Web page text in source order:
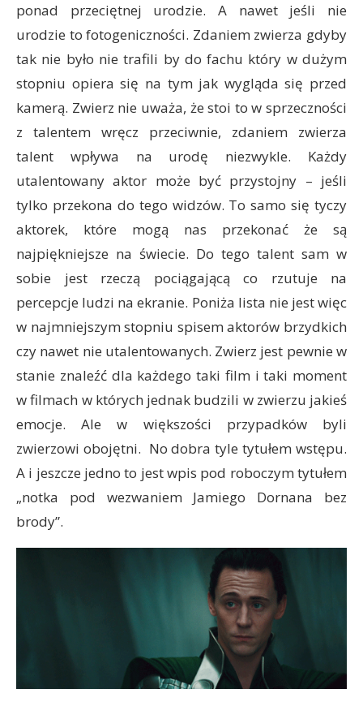
ponad przeciętnej urodzie. A nawet jeśli nie
urodzie to fotogeniczności. Zdaniem zwierza gdyby
tak nie było nie trafili by do fachu który w dużym
stopniu opiera się na tym jak wygląda się przed
kamerą. Zwierz nie uważa, że stoi to w sprzeczności
z talentem wręcz przeciwnie, zdaniem zwierza
talent wpływa na urodę niezwykle. Każdy
utalentowany aktor może być przystojny – jeśli
tylko przekona do tego widzów. To samo się tyczy
aktorek, które mogą nas przekonać że są
najpiękniejsze na świecie. Do tego talent sam w
sobie jest rzeczą pociągającą co rzutuje na
percepcje ludzi na ekranie. Poniża lista nie jest więc
w najmniejszym stopniu spisem aktorów brzydkich
czy nawet nie utalentowanych. Zwierz jest pewnie w
stanie znaleźć dla każdego taki film i taki moment
w filmach w których jednak budzili w zwierzu jakieś
emocje. Ale w większości przypadków byli
zwierzowi obojętni. No dobra tyle tytułem wstępu.
A i jeszcze jedno to jest wpis pod roboczym tytułem
„notka pod wezwaniem Jamiego Dornana bez
brody”.